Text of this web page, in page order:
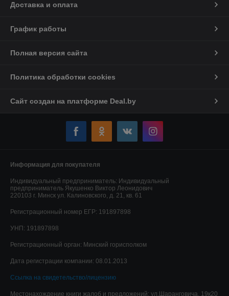
Доставка и оплата
График работы
Полная версия сайта
Политика обработки cookies
Сайт создан на платформе Deal.by
Информация для покупателя
Индивидуальный предприниматель: Индивидуальный
предприниматель Якушенко Виктор Леонидович
220103 г. Минск ул. Калиновского, д. 21, кв. 61
Регистрационный номер ЕГР: 191897898
УНП: 191897898
Регистрационный орган: Минский горисполком
Дата регистрации компании: 08.01.2013
Ссылка на свидетельство/лицензию
Местонахождение книги жалоб и предложений: ул.Шаранговича, 19к20